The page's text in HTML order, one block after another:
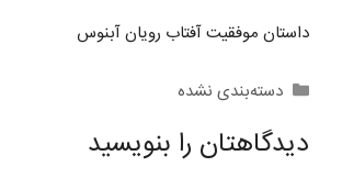
داستان موفقیت آفتاب رویان آبنوس
دسته‌ها
دسته‌بندی نشده
دیدگاهتان را بنویسید